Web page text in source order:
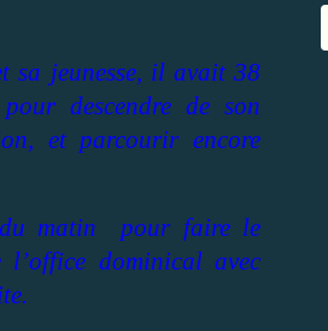
sa jeunesse, il avait 38
descendre de son
et parcourir encore
matin
pour faire le
l’office dominical avec